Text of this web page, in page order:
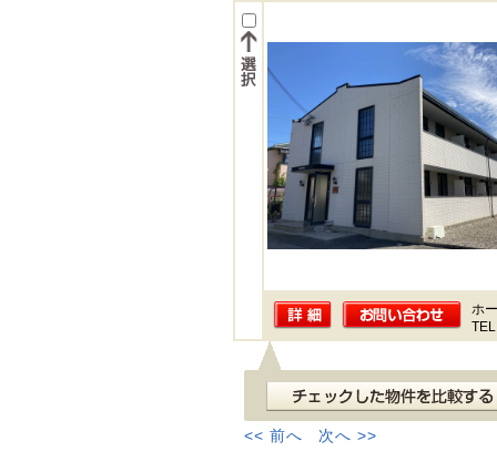
ホ
<< 前へ 次へ >>